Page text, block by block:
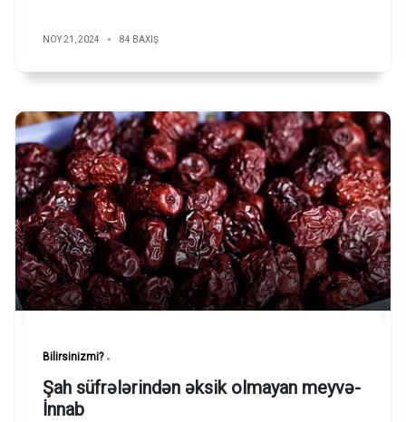
NOY 21, 2024 84 BAXIŞ
Bilirsinizmi?
Şah süfrələrindən əksik olmayan meyvə-
İnnab